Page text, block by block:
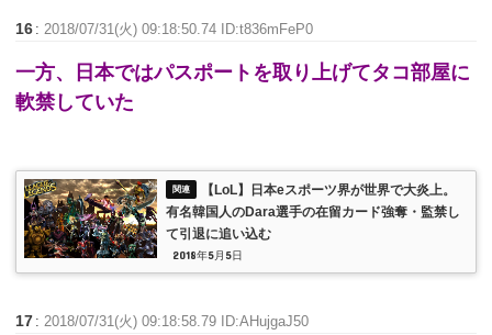
16 : 2018/07/31(火) 09:18:50.74 ID:t836mFeP0
一方、日本ではパスポートを取り上げてタコ部屋に
軟禁していた
【LoL】日本eスポーツ界が世界で大炎上。
有名韓国人のDara選手の在留カード強奪・監禁し
て引退に追い込む
2018年5月5日
17 :2018/07/31(火) 09:18:58.79 ID:AHujgaJ50